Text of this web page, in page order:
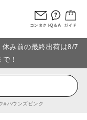
コンタクトQ＆A ガイド
み前の最終出荷は8/7
！
ハウンズピンク